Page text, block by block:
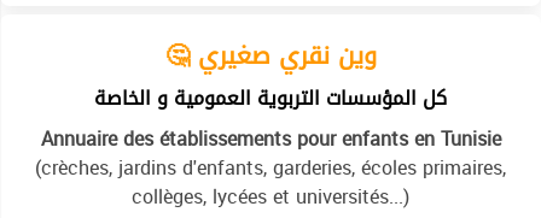
🤔 وين نقري صغيري
كل المؤسسات التربوية العمومية و الخاصة
Annuaire des établissements pour enfants en Tunisie
(crèches, jardins d'enfants, garderies, écoles primaires,
collèges, lycées et universités...)